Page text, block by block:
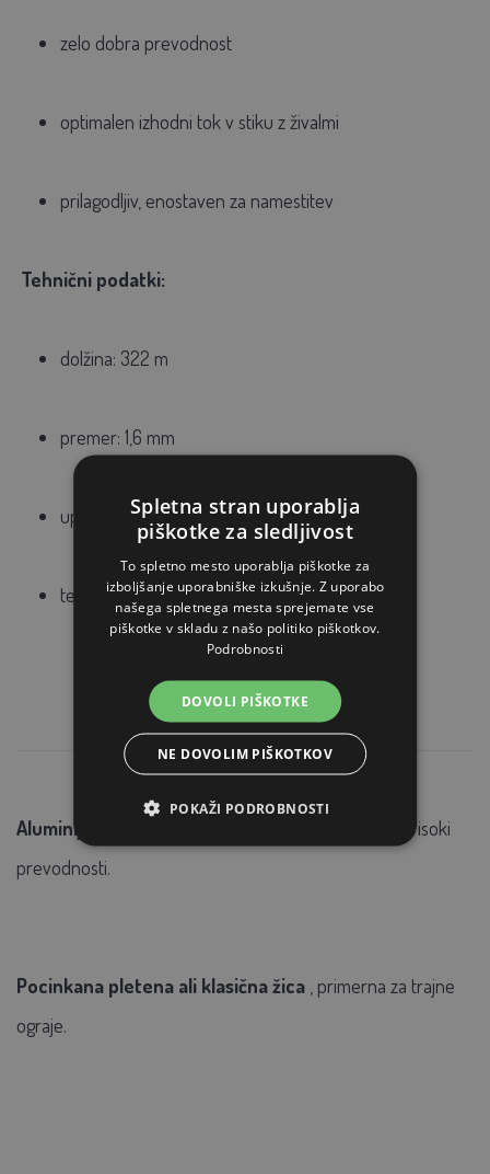
zelo dobra prevodnost
optimalen izhodni tok v stiku z živalmi
prilagodljiv, enostaven za namestitev
Tehnični podatki:
dolžina: 322 m
premer: 1,6 mm
upor: 0,070 Ω/m
teža: 95 kg
Aluminijasta žica
izstopa po zelo nizkem uporu, oz visoki
prevodnosti.
Pocinkana pletena ali klasična žica , primerna za trajne
ograje.
Spletna stran uporablja
piškotke za sledljivost
To spletno mesto uporablja piškotke za
izboljšanje uporabniške izkušnje. Z uporabo
našega spletnega mesta sprejemate vse
piškotke v skladu z našo politiko piškotkov.
Podrobnosti
DOVOLI PIŠKOTKE
NE DOVOLIM PIŠKOTKOV
POKAŽI PODROBNOSTI